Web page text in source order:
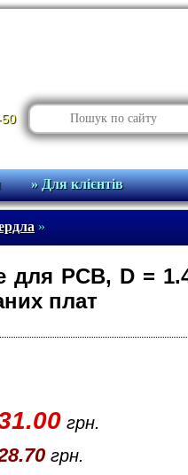
» Для клієнтів
»
для PCB, D =
плат
грн.
грн.